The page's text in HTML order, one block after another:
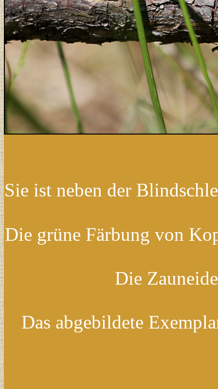
Sie ist neben der
Die grüne Färbung von
Die
Das abgebildete